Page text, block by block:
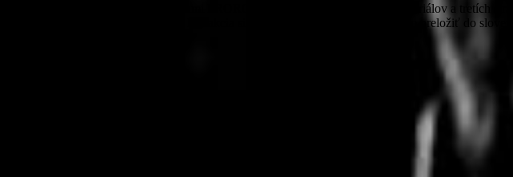
je chránený autorskými právami PROROCKER, autorov pôvodných materiálov a tretích
šéfredaktorky PROROCKER. Redakcia si vyhradzuje právo upraviť a/alebo preložiť do